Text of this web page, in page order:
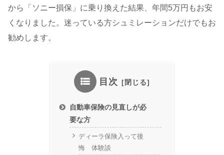
から「ソニー損保」に乗り換えた結果、年間5万円もお安
くなりました。迷っている方シュミレーションだけでもお
勧めします。
目次
自動車保険の見直しが必
要な方
ディーラ保険入って後
悔 体験談